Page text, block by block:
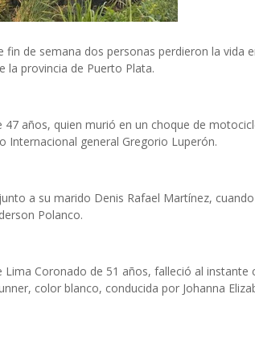
fin de semana dos personas perdieron la vida
la provincia de Puerto Plata.
años, quien murió en un choque de
general Gregorio Luperón.
a su marido Denis Rafael Martínez,
Polanco.
Coronado de 51 años, falleció al instante
color blanco, conducida por Johanna